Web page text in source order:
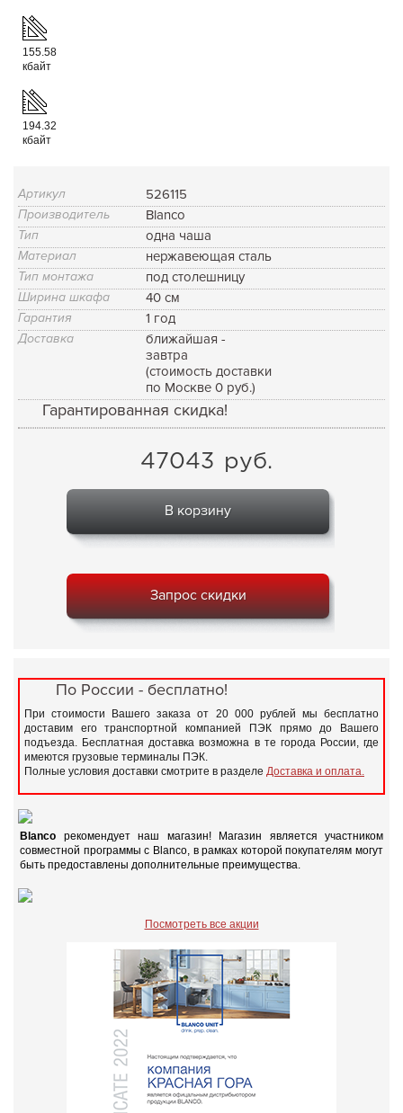
155.58
кбайт
194.32
кбайт
Артикул 526115
Производитель Blanco
Тип одна чаша
Материал нержавеющая сталь
Тип монтажа под столешницу
Ширина шкафа 40 см
Гарантия 1 год
Доставка
ближайшая -
завтра
(стоимость доставки
по Москве 0 руб.)
Гарантированная скидка!
47043 руб.
В корзину
Запрос скидки
По России - бесплатно!
При стоимости Вашего заказа от 20 000 рублей мы бесплатно
доставим его транспортной компанией ПЭК прямо до Вашего
подъезда. Бесплатная доставка возможна в те города России, где
имеются грузовые терминалы ПЭК.
Полные условия доставки смотрите в разделе Доставка и оплата.
Blanco рекомендует наш магазин! Магазин является участником
совместной программы с Blanco, в рамках которой покупателям могут
быть предоставлены дополнительные преимущества.
Посмотреть все акции